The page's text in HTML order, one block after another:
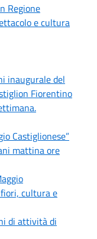
Regione
e cultura
inaugurale del
Fiorentino
Castiglionese”
mattina ore
fiori, cultura e
di attività di